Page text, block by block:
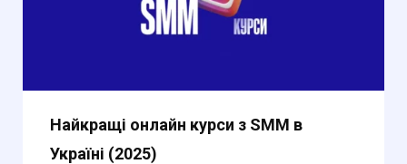
Найкращі онлайн курси з SMM в
Україні (2025)